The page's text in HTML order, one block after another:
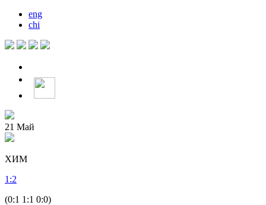
eng
chi
21 Май
ХИМ
1 :2
(0:1 1:1 0:0)